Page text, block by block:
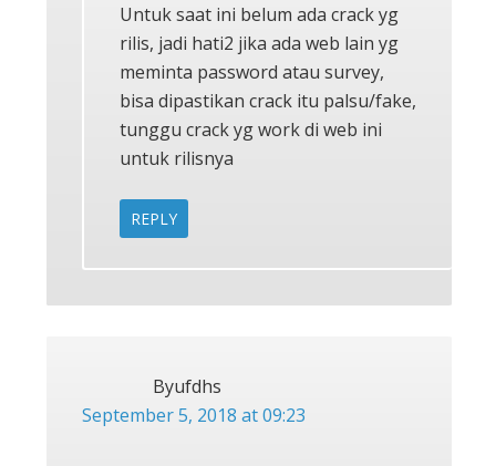
Untuk saat ini belum ada crack yg
rilis, jadi hati2 jika ada web lain yg
meminta password atau survey,
bisa dipastikan crack itu palsu/fake,
tunggu crack yg work di web ini
untuk rilisnya
REPLY
Byufdhs
September 5, 2018 at 09:23